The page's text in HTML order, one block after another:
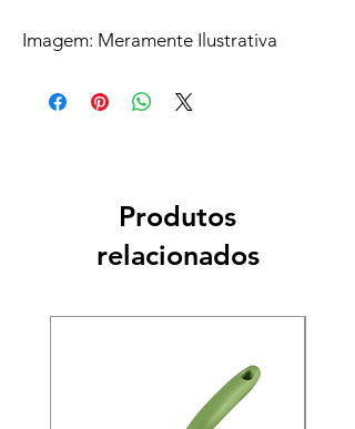
Imagem: Meramente Ilustrativa
Produtos
relacionados